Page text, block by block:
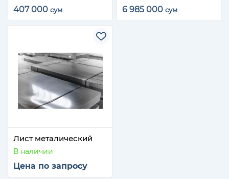
407 000 сум 6 985 000 сум
Лист металический
В наличии
Цена по запросу